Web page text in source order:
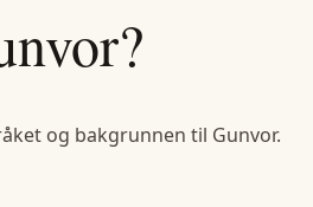
?
og bakgrunnen til Gunvor.